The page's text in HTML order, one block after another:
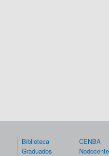
Biblioteca
Graduados
CENBA